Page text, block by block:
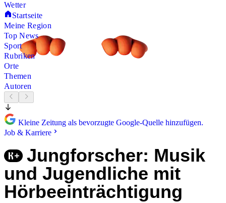
Wetter
Startseite
Meine Region
Top News
Sport
Rubriken
Orte
Themen
Autoren
Kleine Zeitung als bevorzugte Google-Quelle hinzufügen.
Job & Karriere
Jungforscher: Musik
und Jugendliche mit
Hörbeeinträchtigung